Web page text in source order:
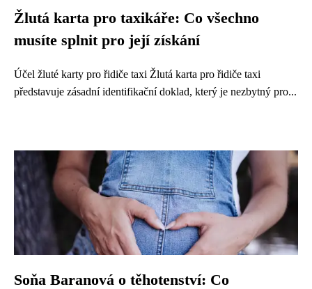
Žlutá karta pro taxikáře: Co všechno
musíte splnit pro její získání
Účel žluté karty pro řidiče taxi Žlutá karta pro řidiče taxi
představuje zásadní identifikační doklad, který je nezbytný pro...
Soňa Baranová o těhotenství: Co